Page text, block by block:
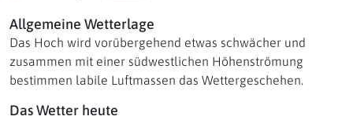
Allgemeine Wetterlage
Das Hoch wird vorübergehend etwas schwächer und
zusammen mit einer südwestlichen Höhenströmung
bestimmen labile Luftmassen das Wettergeschehen.
Das Wetter heute